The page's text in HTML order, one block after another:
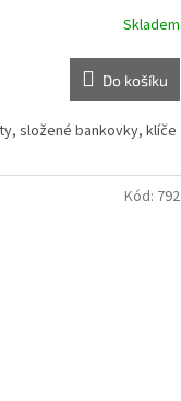
Skladem
Do košíku
složené bankovky, klíče
Kód: 792